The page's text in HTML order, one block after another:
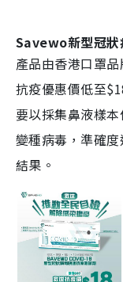
Savewo新型冠狀
產品由香港口罩
抗疫優惠價低至
要以採集鼻液樣
變種病毒，準確
結果。